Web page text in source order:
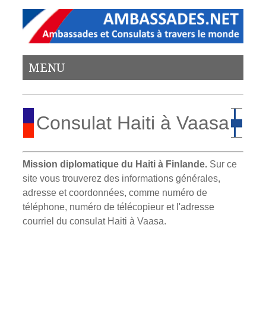
MENU
Consulat Haiti à Vaasa
Mission diplomatique du Haiti à Finlande. Sur ce
site vous trouverez des informations générales,
adresse et coordonnées, comme numéro de
téléphone, numéro de télécopieur et l'adresse
courriel du consulat Haiti à Vaasa.